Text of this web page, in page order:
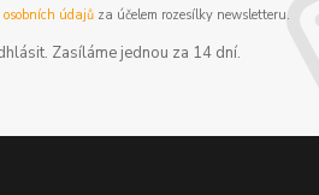
údajůza účelem rozesílky newsletteru.
Zasíláme jednou za 14 dní.